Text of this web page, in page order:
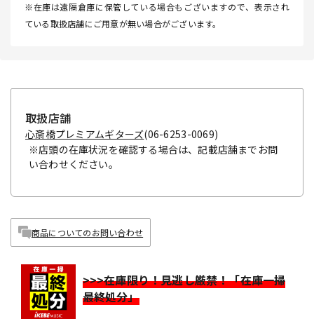
※在庫は遠隔倉庫に保管している場合もございますので、表示され
ている取扱店舗にご用意が無い場合がございます。
取扱店舗
心斎橋プレミアムギターズ(06-6253-0069)
※店頭の在庫状況を確認する場合は、記載店舗までお問
い合わせください。
商品についてのお問い合わせ
>>>在庫限り！見逃し厳禁！「在庫一掃
最終処分」